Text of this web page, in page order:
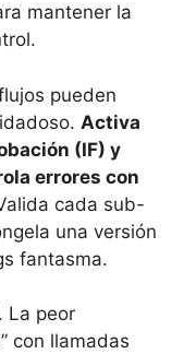
mantener la
pueden
Activa
(IF) y
errores con
cada sub-
una versión
fantasma.
La peor
con llamadas